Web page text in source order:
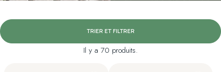
Il y a 70 produits.
TRIER ET FILTRER